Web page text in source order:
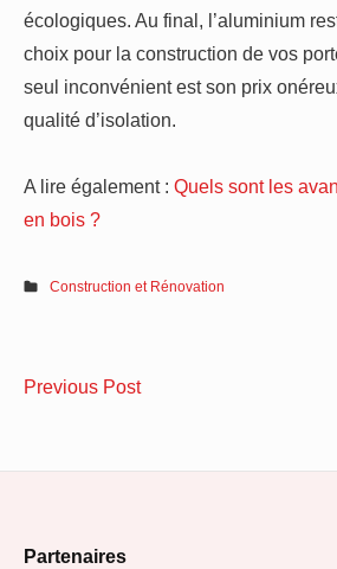
écologiques. Au final, l’aluminium
choix pour la construction de vos
seul inconvénient est son prix
qualité d’isolation.
A lire également : Quels sont les
en bois ?
Construction et Rénovation
Navigation
Previous PostComparatif
Partenaires